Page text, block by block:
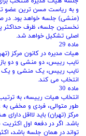
و به ریاست مسن ‌ترین عضو
(منشی) جلسه خواهد بود. در
نخستین جلسه، ظرف حداکثر
اصلی تشکیل خواهد شد.
ماده 29
هیات ‌مدیره در کانون مرکز
نایب ‌رییس، دو منشی و دو
نایب ‌رییس، یک منشی و یک
انتخاب می کند.
ماده 30
انتخاب هیات‌ رییسه، به
‌طور متوالی، فردی و مخفی
مرکز (تهران) باید لااقل
باشد. اگر در دفعه اول
تواند در همان جلسه باشد،